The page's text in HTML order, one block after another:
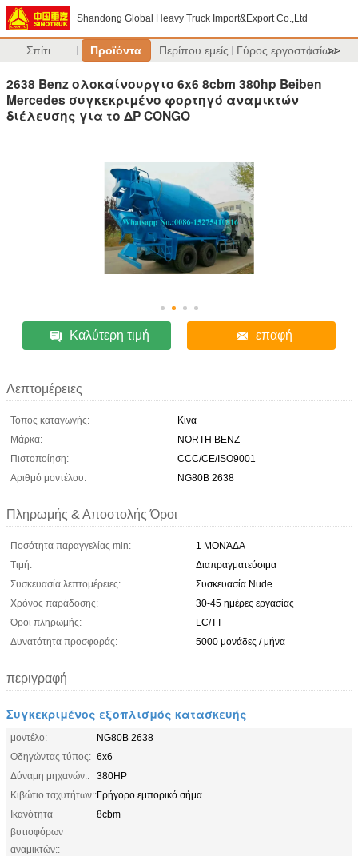
Shandong Global Heavy Truck Import&Export Co.,Ltd
Σπίτι Προϊόντα Περίπου εμείς Γύρος εργοστασίων
>>
2638 Benz ολοκαίνουργιο 6x6 8cbm 380hp Beiben
Mercedes συγκεκριμένο φορτηγό αναμικτών
διέλευσης για το ΔΡ CONGO
Καλύτερη τιμή επαφή
Λεπτομέρειες
Τόπος καταγωγής:
Κίνα
Μάρκα:
NORTH BENZ
Πιστοποίηση:
CCC/CE/ISO9001
Αριθμό μοντέλου:
NG80B 2638
Πληρωμής & Αποστολής Όροι
Ποσότητα παραγγελίας min:
1 ΜΟΝΆΔΑ
Τιμή:
Διαπραγματεύσιμα
Συσκευασία λεπτομέρειες:
Συσκευασία Nude
Χρόνος παράδοσης:
30-45 ημέρες εργασίας
Όροι πληρωμής:
LC/TT
Δυνατότητα προσφοράς:
5000 μονάδες / μήνα
περιγραφή
Συγκεκριμένος εξοπλισμός κατασκευής
μοντέλο:
NG80B 2638
Οδηγώντας τύπος: 6x6
Δύναμη μηχανών::
380HP
Κιβώτιο ταχυτήτων::Γρήγορο εμπορικό σήμα
Ικανότητα
βυτιοφόρων
αναμικτών::
8cbm